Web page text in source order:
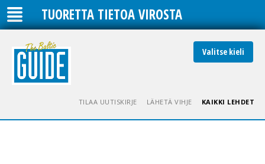
TUORETTA TIETOA VIROSTA
Valitse kieli
TILAA UUTISKIRJE LÄHETÄ VIHJE KAIKKI LEHDET